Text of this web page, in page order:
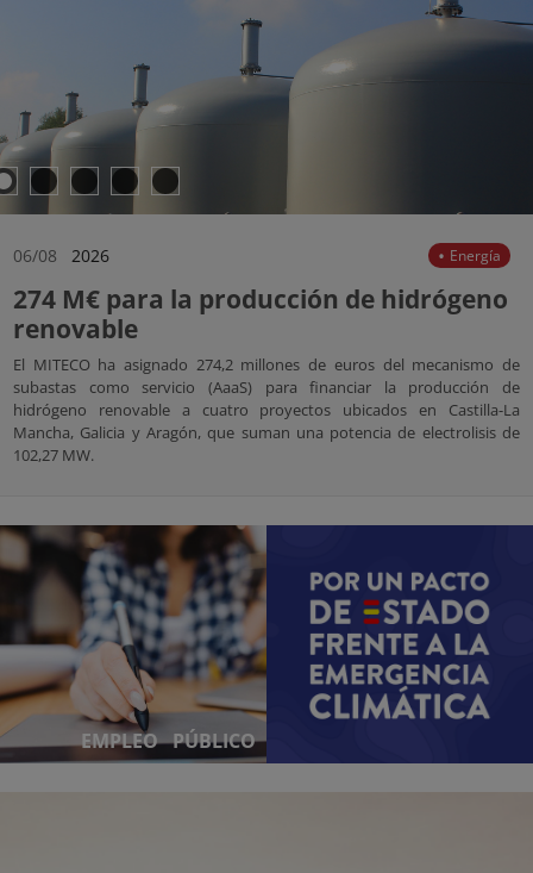
06/08 2026 Energía
274 M€ para la producción de hidrógeno
renovable
El MITECO ha asignado 274,2 millones de euros del mecanismo de
subastas como servicio (AaaS) para financiar la producción de
hidrógeno renovable a cuatro proyectos ubicados en Castilla-La
Mancha, Galicia y Aragón, que suman una potencia de electrolisis de
102,27 MW.
EMPLEO PÚBLICO